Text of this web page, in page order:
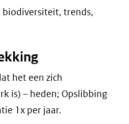
biodiversiteit, trends,
het een zich
is) – heden; Opslibbing
1x per jaar.